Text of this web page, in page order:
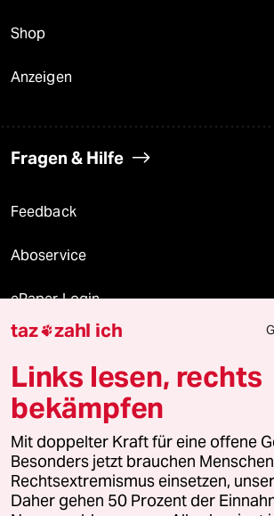
Shop
Anzeigen
Fragen & Hilfe
Feedback
Aboservice
ePaper Login
Downloads für Abonnierende
© 2026 taz Verlags und Vertriebs GmbH
Alle Rechte vorbehalten. Bei rechtlichen Fragen
wenden Sie sich bitte an lizenzen@taz.de
Feedback Redaktionsstatut
taz zahl ich
Links lesen, rechts
bekämpfen
Mit doppelter Kraft für eine offene
Besonders jetzt brauchen
Rechtsextremismus einsetzen,
Daher gehen 50 Prozent der